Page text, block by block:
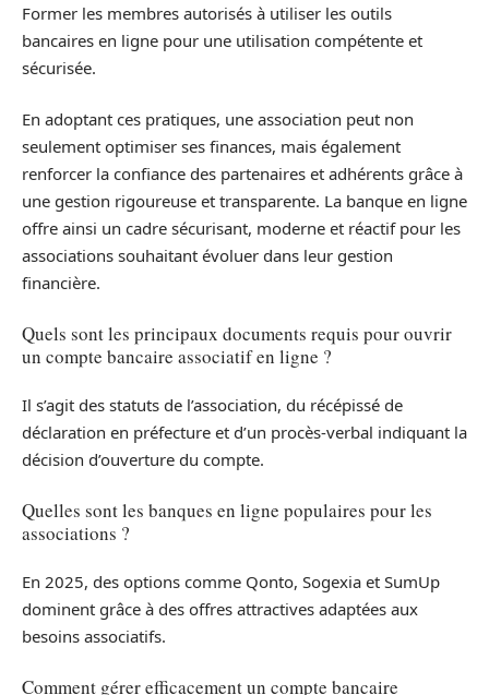
Former les membres autorisés à utiliser les outils
bancaires en ligne pour une utilisation compétente et
sécurisée.
En adoptant ces pratiques, une association peut non
seulement optimiser ses finances, mais également
renforcer la confiance des partenaires et adhérents grâce à
une gestion rigoureuse et transparente. La banque en ligne
offre ainsi un cadre sécurisant, moderne et réactif pour les
associations souhaitant évoluer dans leur gestion
financière.
Quels sont les principaux documents requis pour ouvrir
un compte bancaire associatif en ligne ?
Il s’agit des statuts de l’association, du récépissé de
déclaration en préfecture et d’un procès-verbal indiquant la
décision d’ouverture du compte.
Quelles sont les banques en ligne populaires pour les
associations ?
En 2025, des options comme Qonto, Sogexia et SumUp
dominent grâce à des offres attractives adaptées aux
besoins associatifs.
Comment gérer efficacement un compte bancaire